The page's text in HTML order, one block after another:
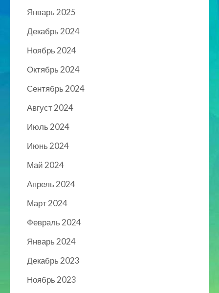
Январь 2025
Декабрь 2024
Ноябрь 2024
Октябрь 2024
Сентябрь 2024
Август 2024
Июль 2024
Июнь 2024
Май 2024
Апрель 2024
Март 2024
Февраль 2024
Январь 2024
Декабрь 2023
Ноябрь 2023